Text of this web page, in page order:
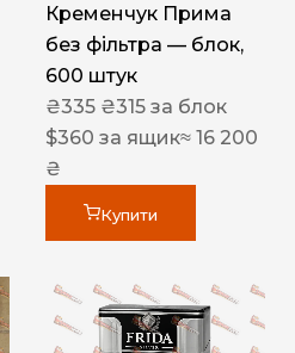
Кременчук Прима
без фільтра — блок,
600 штук
₴335 ₴315 за блок
$360 за ящик≈ 16 200
₴
Купити